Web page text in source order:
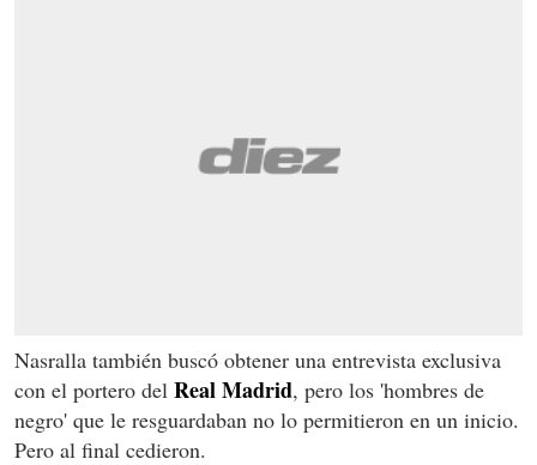
Nasralla también buscó obtener una entrevista exclusiva
con el portero del Real Madrid, pero los 'hombres de
negro' que le resguardaban no lo permitieron en un inicio.
Pero al final cedieron.